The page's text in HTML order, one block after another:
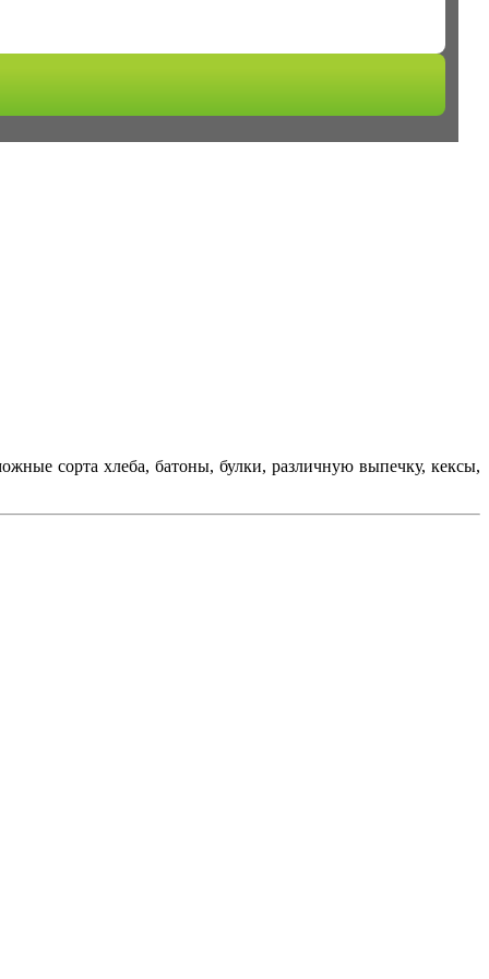
сорта хлеба, батоны, булки, различную выпечку, кексы,